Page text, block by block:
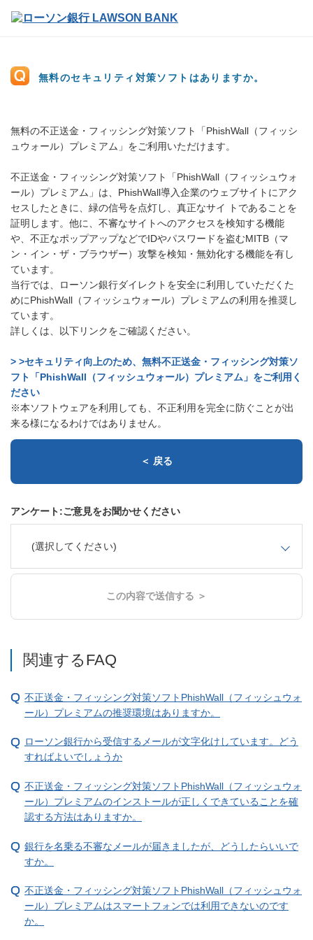
無料のセキュリティ対策ソフトはありますか。
無料の不正送金・フィッシング対策ソフト「PhishWall（フィッシ
ュウォール）プレミアム」をご利用いただけます。
不正送金・フィッシング対策ソフト「PhishWall（フィッシュウォ
ール）プレミアム」は、PhishWall導入企業のウェブサイトにアク
セスしたときに、緑の信号を点灯し、真正なサイ トであることを
証明します。他に、不審なサイトへのアクセスを検知する機能
や、不正なポップアップなどでIDやパスワードを盗むMITB（マ
ン・イン・ザ・ブラウザー）攻撃を検知・無効化する機能を有し
ています。
当行では、ローソン銀行ダイレクトを安全に利用していただくた
めにPhishWall（フィッシュウォール）プレミアムの利用を推奨し
ています。
詳しくは、以下リンクをご確認ください。
> >セキュリティ向上のため、無料不正送金・フィッシング対策ソ
フト「PhishWall（フィッシュウォール）プレミアム」をご利用く
ださい
※本ソフトウェアを利用しても、不正利用を完全に防ぐことが出
来る様になるわけではありません。
＜ 戻る
アンケート:ご意見をお聞かせください
(選択してください)
この内容で送信する ＞
関連するFAQ
不正送金・フィッシング対策ソフトPhishWall（フィッシュウォ
ール）プレミアムの推奨環境はありますか。
ローソン銀行から受信するメールが文字化けしています。どう
すればよいでしょうか
不正送金・フィッシング対策ソフトPhishWall（フィッシュウォ
ール）プレミアムのインストールが正しくできていることを確
認する方法はありますか。
銀行を名乗る不審なメールが届きましたが、どうしたらいいで
すか。
不正送金・フィッシング対策ソフトPhishWall（フィッシュウォ
ール）プレミアムはスマートフォンでは利用できないのです
か。